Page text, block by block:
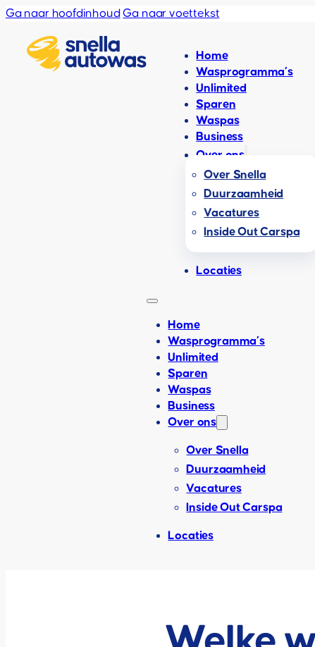
Ga naar hoofdinhoud Ga naar voettekst
Home
Wasprogramma’s
Unlimited
Sparen
Waspas
Business
Over ons
Over Snella
Duurzaamheid
Vacatures
Inside Out Carspa
Locaties
Home
Wasprogramma’s
Unlimited
Sparen
Waspas
Business
Over ons
Over Snella
Duurzaamheid
Vacatures
Inside Out Carspa
Locaties